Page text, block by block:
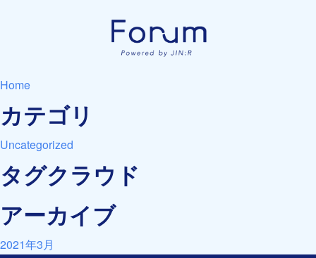
Home
カテゴリ
Uncategorized
タグクラウド
アーカイブ
2021年3月